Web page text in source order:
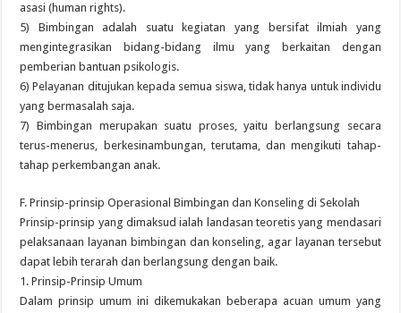
asasi (human rights).
5) Bimbingan adalah suatu kegiatan yang bersifat ilmiah yang
mengintegrasikan bidang-bidang ilmu yang berkaitan dengan
pemberian bantuan psikologis.
6) Pelayanan ditujukan kepada semua siswa, tidak hanya untuk individu
yang bermasalah saja.
7) Bimbingan merupakan suatu proses, yaitu berlangsung secara
terus-menerus, berkesinambungan, terutama, dan mengikuti tahap-
tahap perkembangan anak.
F. Prinsip-prinsip Operasional Bimbingan dan Konseling di Sekolah
Prinsip-prinsip yang dimaksud ialah landasan teoretis yang mendasari
pelaksanaan layanan bimbingan dan konseling, agar layanan tersebut
dapat lebih terarah dan berlangsung dengan baik.
1. Prinsip-Prinsip Umum
Dalam prinsip umum ini dikemukakan beberapa acuan umum yang